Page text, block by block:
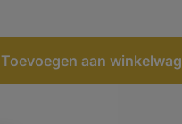
Toevoegen aan